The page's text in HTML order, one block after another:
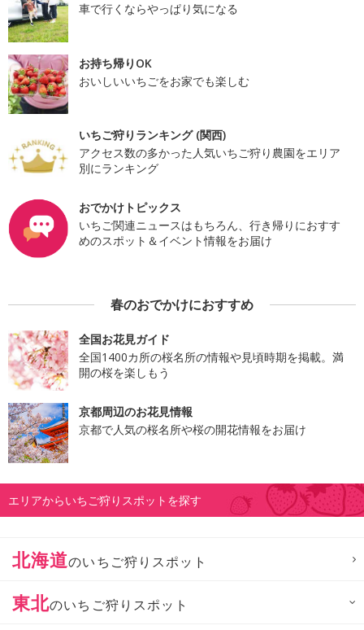
車で行くならやっぱり気になる
お持ち帰りOK
おいしいいちごをお家でも楽しむ
いちご狩りランキング (関西)
アクセス数の多かった人気いちご狩り農園をエリア
別にランキング
おでかけトピックス
いちご関連ニュースはもちろん、行き帰りにおすす
めのスポット＆イベント情報をお届け
春のおでかけにおすすめ
全国お花見ガイド
全国1400カ所の桜名所の情報や見頃時期を掲載。満
開の桜を楽しもう
京都周辺のお花見情報
京都で人気の桜名所や桜の開花情報をお届け
エリアからいちご狩りスポットを探す
北海道のいちご狩りスポット
東北のいちご狩りスポット